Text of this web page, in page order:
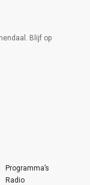
Blijf op
Programma’s
Radio